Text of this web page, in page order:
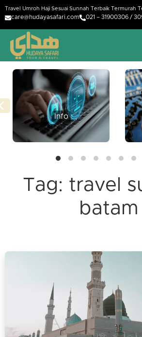
Travel Umroh Haji Sesuai Sunnah Terbaik Termurah
care@hudayasafari.com 021 – 31900306 /
Info
Tag: travel
batam